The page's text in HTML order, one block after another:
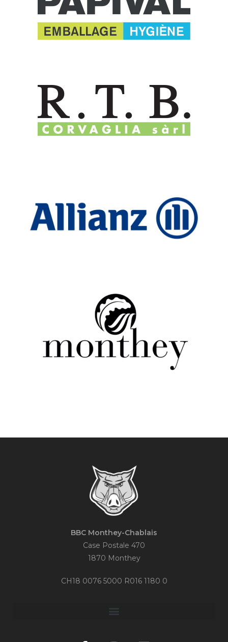
BBC Monthey-Chablais
Case Postale 470
1870 Monthey
CH18 0076 5000 R016 1180 0